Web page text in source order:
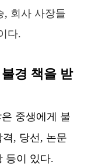
, 회사 사장들
다.
경 책을 받
중생에게 불
, 당선, 논문
등이 있다.